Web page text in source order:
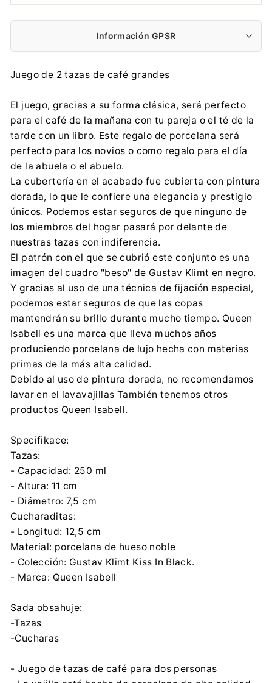
Información GPSR
Fabricante:
PŁACHETKA PIOTR PPHU P&P
biuro@ppimport.pl
0048 32 226 29 42
Importador:
PŁACHETKA PIOTR PPHU P&P
Rynek 18, 43-190 Mikołów
biuro@ppimport.pl
0048 32 226 29 42
Juego de 2 tazas de café grandes
El juego, gracias a su forma clásica, será perfecto
para el café de la mañana con tu pareja o el té de la
tarde con un libro. Este regalo de porcelana será
perfecto para los novios o como regalo para el día
de la abuela o el abuelo.
La cubertería en el acabado fue cubierta con pintura
dorada, lo que le confiere una elegancia y prestigio
únicos. Podemos estar seguros de que ninguno de
los miembros del hogar pasará por delante de
nuestras tazas con indiferencia.
El patrón con el que se cubrió este conjunto es una
imagen del cuadro "beso" de Gustav Klimt en negro.
Y gracias al uso de una técnica de fijación especial,
podemos estar seguros de que las copas
mantendrán su brillo durante mucho tiempo. Queen
Isabell es una marca que lleva muchos años
produciendo porcelana de lujo hecha con materias
primas de la más alta calidad.
Debido al uso de pintura dorada, no recomendamos
lavar en el lavavajillas También tenemos otros
productos Queen Isabell.
Specifikace:
Tazas:
- Capacidad: 250 ml
- Altura: 11 cm
- Diámetro: 7,5 cm
Cucharaditas:
- Longitud: 12,5 cm
Material: porcelana de hueso noble
- Colección: Gustav Klimt Kiss In Black.
- Marca: Queen Isabell
Sada obsahuje:
-Tazas
-Cucharas
- Juego de tazas de café para dos personas